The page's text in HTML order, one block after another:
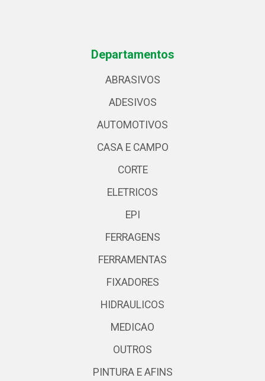
Departamentos
ABRASIVOS
ADESIVOS
AUTOMOTIVOS
CASA E CAMPO
CORTE
ELETRICOS
EPI
FERRAGENS
FERRAMENTAS
FIXADORES
HIDRAULICOS
MEDICAO
OUTROS
PINTURA E AFINS